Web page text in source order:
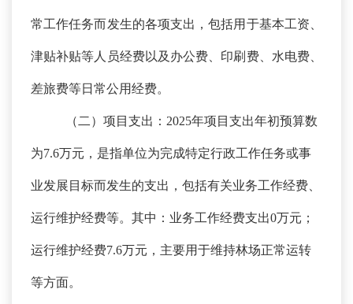
常工作任务而发生的各项支出，包括用于基本工资、
津贴补贴等人员经费以及办公费、印刷费、水电费、
差旅费等日常公用经费。
（二）项目支出： 2025年项目支出年初预算数
为7.6万元，是指单位为完成特定行政工作任务或事
业发展目标而发生的支出，包括有关业务工作经费、
运行维护经费等。其中：业务工作经费支出0万元；
运行维护经费7.6万元，主要用于维持林场正常运转
等方面。